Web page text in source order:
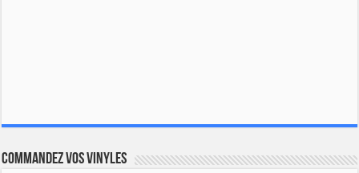
Commandez vos vinyles